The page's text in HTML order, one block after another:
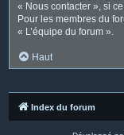
« Nous contacter », si
Pour les membres du
« L’équipe du forum ».
Haut
Index du forum